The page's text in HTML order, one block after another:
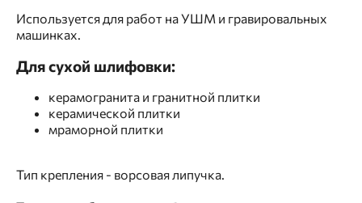
Используется для работ на УШМ и гравировальных
машинках.
Для сухой шлифовки:
керамогранита и гранитной плитки
керамической плитки
мраморной плитки
Тип крепления - ворсовая липучка.